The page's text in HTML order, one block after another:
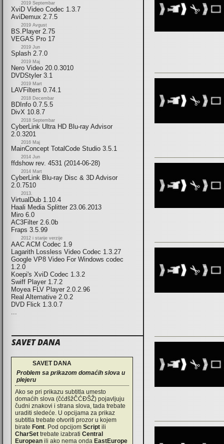
2019 Septembar
XviD Video Codec 1.3.7
AviDemux 2.7.5
2019 Avgust
BS.Player 2.75
VEGAS Pro 17
2019 Jun
Splash 2.7.0
2019 Maj
Nero Video 20.0.3010
DVDStyler 3.1
2019 Mart
LAVFilters 0.74.1
2018 Decembar
BDInfo 0.7.5.5
DivX 10.8.7
2018 Septembar
CyberLink Ultra HD Blu-ray Advisor
2.0.3201
2016 Maj
MainConcept TotalCode Studio 3.5.1
2014 Jun
ffdshow rev. 4531 (2014-06-28)
2014 Mart
CyberLink Blu-ray Disc & 3D Advisor
2.0.7510
2013.
VirtualDub 1.10.4
Haali Media Splitter 23.06.2013
Miro 6.0
AC3Filter 2.6.0b
Fraps 3.5.99
2012 i starije verzije
AAC ACM Codec 1.9
Lagarith Lossless Video Codec 1.3.27
Google VP8 Video For Windows codec
1.2.0
Koepi's XviD Codec 1.3.2
Swiff Player 1.7.2
Moyea FLV Player 2.0.2.96
Real Alternative 2.0.2
DVD Flick 1.3.0.7
...
SAVET DANA
SAVET DANA
Problem sa prikazom domaćih slova u
plejeru
Ako se pri prikazu subtitla umesto
domaćih slova (čćđšžČĆĐŠŽ) pojavljuju
čudni znakovi i strana slova, tada trebate
uraditi sledeće. U opcijama za prikaz
subtitla trebate otvoriti prozor u kojem
birate Font. Pod opcijom Script ili
CharSet trebate izabrati Central
European ili ako nema onda EastEurope